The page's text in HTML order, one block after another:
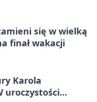
się w wielką
finał wakacji
Karola
uroczystości